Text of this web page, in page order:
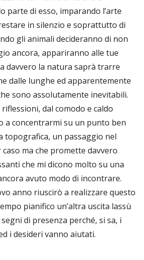
parte di esso, imparando l’arte
in silenzio e soprattutto di
gli animali decideranno di non
ancora, appariranno alle tue
davvero la natura saprà trarre
dalle lunghe ed apparentemente
sono assolutamente inevitabili.
dal comodo e caldo
a concentrarmi su un punto ben
topografica, un passaggio nel
ma che promette davvero
che mi dicono molto su una
avuto modo di incontrare.
anno riuscirò a realizzare questo
pianifico un’altra uscita lassù
di presenza perché, si sa, i
i desideri vanno aiutati.